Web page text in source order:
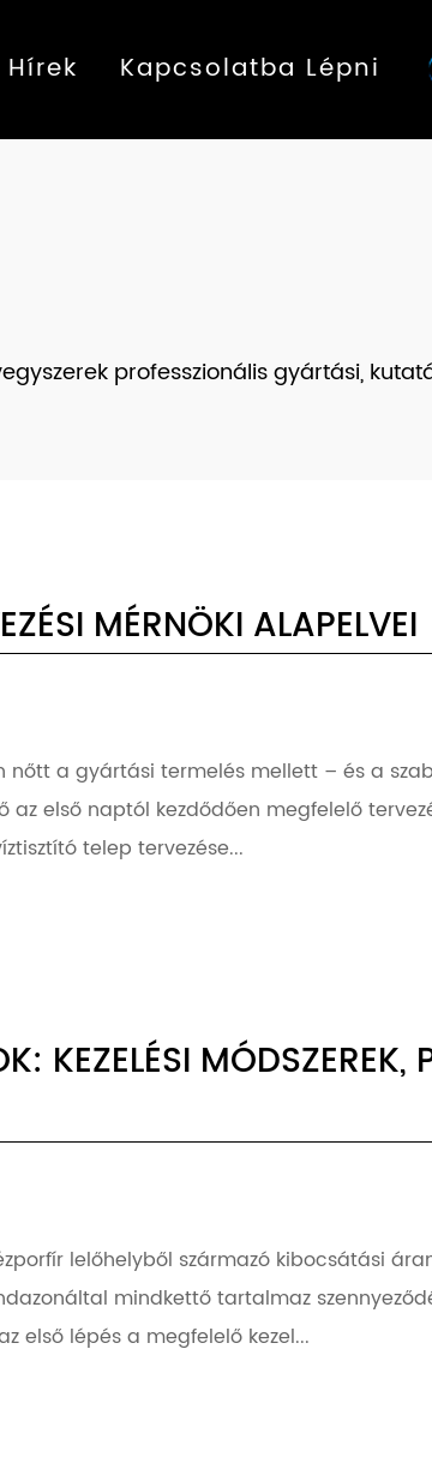
Hírek Kapcsolatba Lépni
professzionális gyártási,
MÉRNÖKI ALAPELVEI
a gyártási termelés mellett – és a
első naptól kezdődően megfelelő
telep tervezése...
KEZELÉSI
lelőhelyből származó kibocsátási
mindkettő tartalmaz
első lépés a megfelelő kezel...